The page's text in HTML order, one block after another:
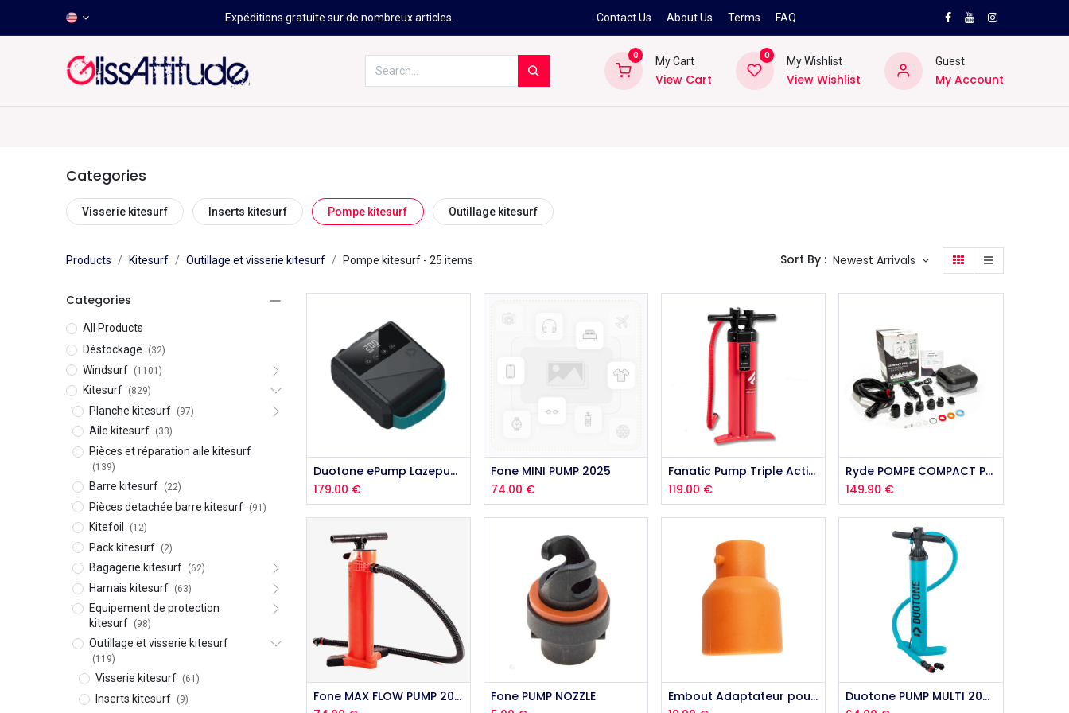
Expéditions gratuite sur de nombreux articles. Contact Us About Us Terms FAQ
0
My Cart
View Cart
0
My Wishlist
View Wishlist
Guest
My Account
Categories
Visserie kitesurf Inserts kitesurf Pompe kitesurf Outillage kitesurf
Products Kitesurf Outillage et visserie kitesurf Pompe kitesurf- 25 items Sort By : Newest Arrivals
Categories
All Products
Déstockage
(32)
Windsurf (1101)
Kitesurf (829)
Planche kitesurf (97)
Aile kitesurf (33)
Pièces et réparation aile kitesurf
(139)
Barre kitesurf (22)
Pièces detachée barre kitesurf (91)
Kitefoil (12)
Pack kitesurf (2)
Bagagerie kitesurf (62)
Harnais kitesurf (63)
Equipement de protection
kitesurf
(98)
Outillage et visserie kitesurf
(119)
Visserie kitesurf (61)
Inserts kitesurf (9)
Duotone ePump Lazepump
179.00 €
Fone MINI PUMP 2025
74.00 €
Add to Cart
Fanatic Pump Triple Action HP6
119.00 €
Ryde POMPE COMPACT PRO 20 PSI + BATTERIE
149.90 €
Add to Cart
Fone MAX FLOW PUMP 2026
Fone PUMP NOZZLE
Embout Adaptateur pour valve Max Air Flow
Duotone PUMP MULTI 2025